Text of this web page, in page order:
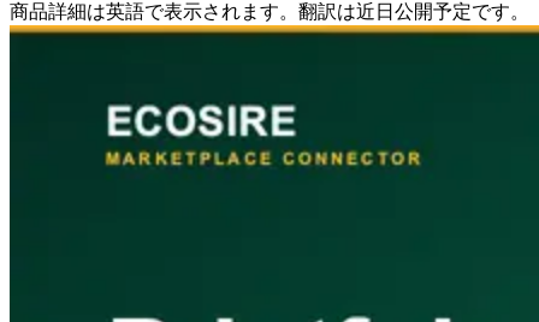
商品詳細は英語で表示されます。翻訳は近日公開予定です。